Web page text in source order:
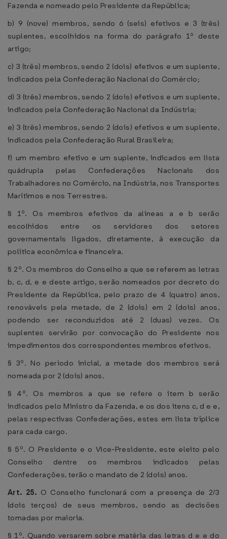
Fazenda e nomeado pelo Presidente da República;
b) 9 (nove) membros, sendo 6 (seis) efetivos e 3 (três)
suplentes, escolhidos na forma do parágrafo 1º deste
artigo;
c) 3 (três) membros, sendo 2 (dois) efetivos e um suplente,
indicados pela Confederação Nacional do Comércio;
d) 3 (três) membros, sendo 2 (dois) efetivos e um suplente,
indicados pela Confederação Nacional da Indústria;
e) 3 (três) membros, sendo 2 (dois) efetivos e um suplente,
indicados pela Confederação Rural Brasileira;
f) um membro efetivo e um suplente, indicados em lista
quádrupla pelas Confederações Nacionais dos
Trabalhadores no Comércio, na Indústria, nos Transportes
Marítimos e nos Terrestres.
§ 1º. Os membros efetivos da alíneas a e b serão
escolhidos entre os servidores dos setores
governamentais ligados, diretamente, à execução da
política econômica e financeira.
§ 2º. Os membros do Conselho a que se referem as letras
b, c, d, e e deste artigo, serão nomeados por decreto do
Presidente da República, pelo prazo de 4 (quatro) anos,
renováveis pela metade, de 2 (dois) em 2 (dois) anos,
podendo ser reconduzidos até 2 (duas) vezes. Os
suplentes servirão por convocação do Presidente nos
impedimentos dos correspondentes membros efetivos.
§ 3º. No período inicial, a metade dos membros será
nomeada por 2 (dois) anos.
§ 4º. Os membros a que se refere o item b serão
indicados pelo Ministro da Fazenda, e os dos itens c, d e e,
pelas respectivas Confederações, estes em lista tríplice
para cada cargo.
§ 5º. O Presidente e o Vice-Presidente, este eleito pelo
Conselho dentre os membros indicados pelas
Confederações, terão o mandato de 2 (dois) anos.
Art. 25. O Conselho funcionará com a presença de 2/3
(dois terços) de seus membros, sendo as decisões
tomadas por maioria.
§ 1º. Quando versarem sobre matéria das letras d e e do